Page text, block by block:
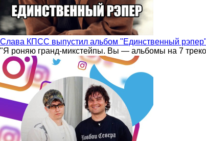
Слава КПСС выпустил альбом "Единственный рэпер"
"Я роняю гранд-микстейпы. Вы — альбомы на 7